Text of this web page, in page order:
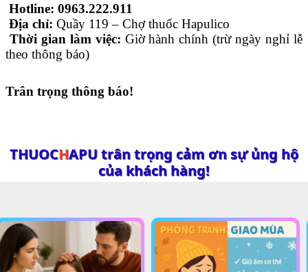
Hotline: 0963.222.911
Địa chỉ: Quầy 119 – Chợ thuốc Hapulico
Thời gian làm việc: Giờ hành chính (trừ ngày nghỉ lễ
theo thông báo)
Trân trọng thông báo!
THUOCHAPU trân trọng cảm ơn sự ủng hộ
của khách hàng!